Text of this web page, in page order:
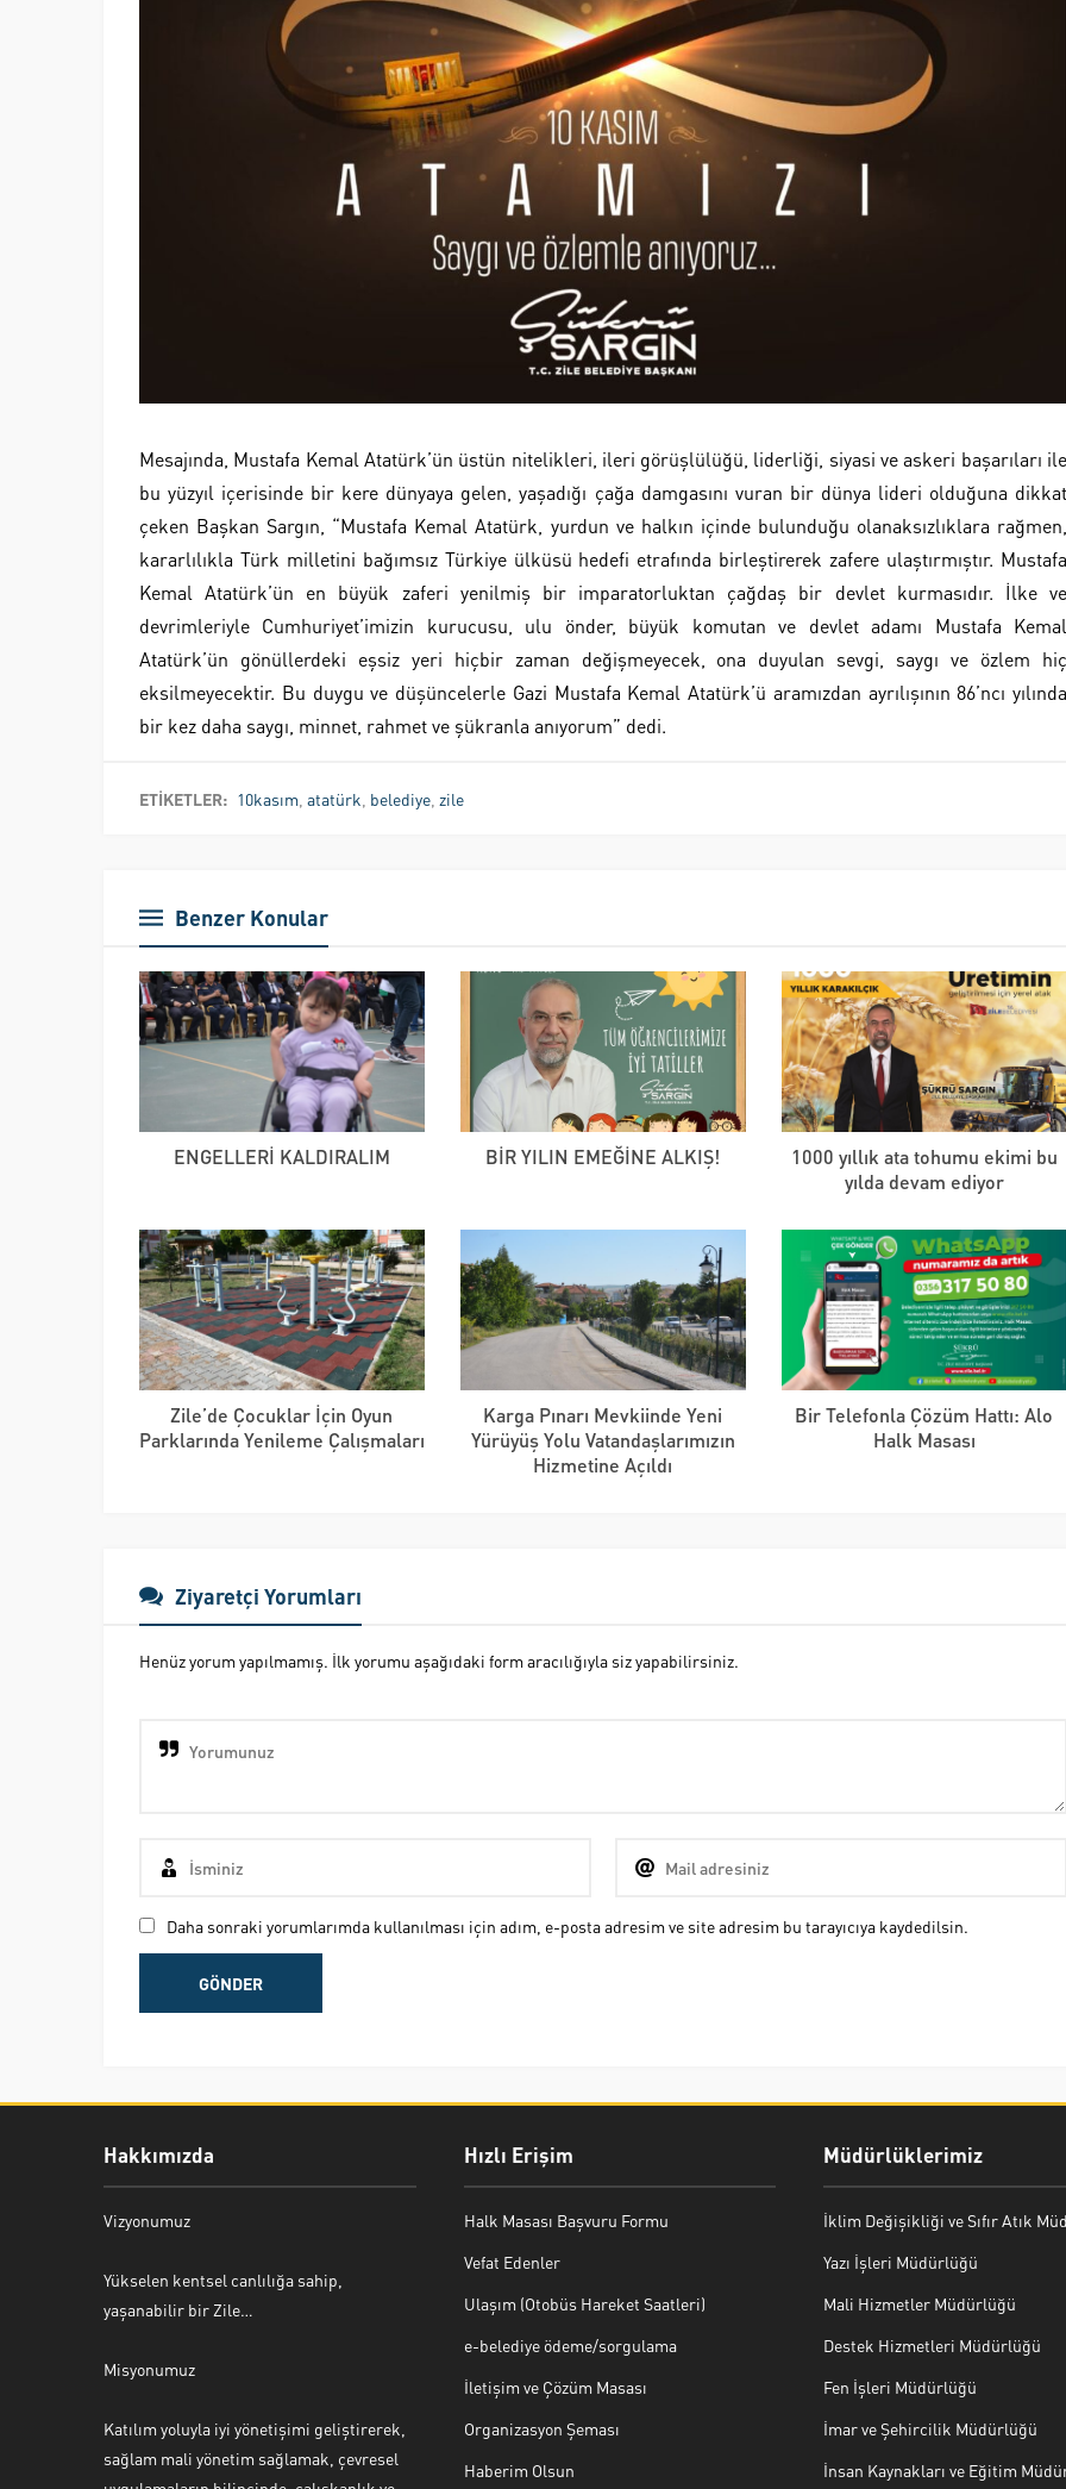
Mesajında, Mustafa Kemal Atatürk’ün üstün nitelikleri, ileri görüşlülüğü, liderliği, siyasi ve askeri başarıları ile
bu yüzyıl içerisinde bir kere dünyaya gelen, yaşadığı çağa damgasını vuran bir dünya lideri olduğuna dikkat
çeken Başkan Sargın, “Mustafa Kemal Atatürk, yurdun ve halkın içinde bulunduğu olanaksızlıklara rağmen,
kararlılıkla Türk milletini bağımsız Türkiye ülküsü hedefi etrafında birleştirerek zafere ulaştırmıştır. Mustafa
Kemal Atatürk’ün en büyük zaferi yenilmiş bir imparatorluktan çağdaş bir devlet kurmasıdır. İlke ve
devrimleriyle Cumhuriyet’imizin kurucusu, ulu önder, büyük komutan ve devlet adamı Mustafa Kemal
Atatürk’ün gönüllerdeki eşsiz yeri hiçbir zaman değişmeyecek, ona duyulan sevgi, saygı ve özlem hiç
eksilmeyecektir. Bu duygu ve düşüncelerle Gazi Mustafa Kemal Atatürk’ü aramızdan ayrılışının 86’ncı yılında
bir kez daha saygı, minnet, rahmet ve şükranla anıyorum” dedi.
ETİKETLER: 10kasım atatürk belediye zile
Benzer Konular
ENGELLERİ KALDIRALIM BİR YILIN EMEĞİNE ALKIŞ!
1000 yıllık ata tohumu ekimi bu
yılda devam ediyor
Zile’de Çocuklar İçin Oyun
Parklarında Yenileme Çalışmaları
Karga Pınarı Mevkiinde Yeni
Yürüyüş Yolu Vatandaşlarımızın
Hizmetine Açıldı
Bir Telefonla Çözüm Hattı: Alo
Halk Masası
Ziyaretçi Yorumları
Henüz yorum yapılmamış. İlk yorumu aşağıdaki form aracılığıyla siz yapabilirsiniz.
Daha sonraki yorumlarımda kullanılması için adım, e-posta adresim ve site adresim bu tarayıcıya kaydedilsin.
Hakkımızda
Vizyonumuz
Yükselen kentsel canlılığa sahip,
yaşanabilir bir Zile…
Misyonumuz
Katılım yoluyla iyi yönetişimi geliştirerek,
sağlam mali yönetim sağlamak, çevresel
Hızlı Erişim
Halk Masası Başvuru Formu
Vefat Edenler
Ulaşım (Otobüs Hareket Saatleri)
e-belediye ödeme/sorgulama
İletişim ve Çözüm Masası
Organizasyon Şeması
Haberim Olsun
Müdürlüklerimiz
İklim Değişikliği ve Sıfır Atık
Yazı İşleri Müdürlüğü
Mali Hizmetler Müdürlüğü
Destek Hizmetleri Müdürlüğü
Fen İşleri Müdürlüğü
İmar ve Şehircilik Müdürlüğü
İnsan Kaynakları ve Eğitim